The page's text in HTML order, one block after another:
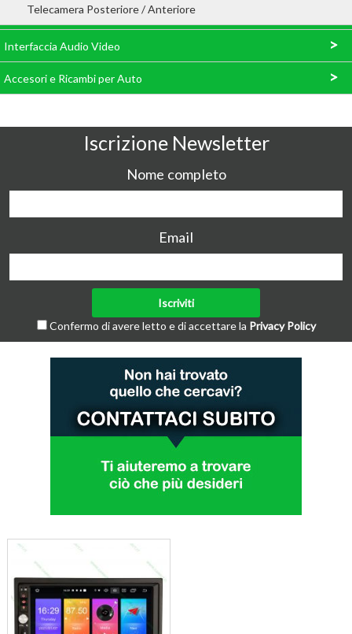
Telecamera Posteriore / Anteriore
Interfaccia Audio Video >
Accesori e Ricambi per Auto >
Iscrizione Newsletter
Nome completo
Email
Confermo di avere letto e di accettare la Privacy Policy